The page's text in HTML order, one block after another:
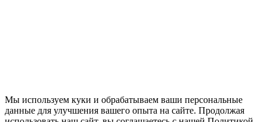
Мы используем куки и обрабатываем ваши персональные
данные для улучшения вашего опыта на сайте. Продолжая